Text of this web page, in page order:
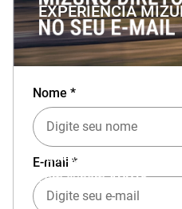
EXPERIÊNCIA
Baixe o aplicativo
com cupomAPP15.
Nome *
E-mail *